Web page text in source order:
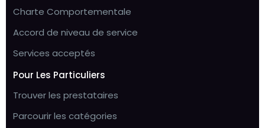
Charte Comportementale
Accord de niveau de service
Services acceptés
Pour Les Particuliers
Trouver les prestataires
Parcourir les catégories